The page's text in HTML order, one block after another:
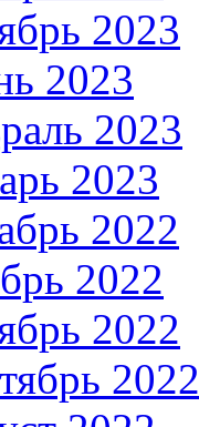
2023
2023
2023
2023
2022
2022
2022
2022